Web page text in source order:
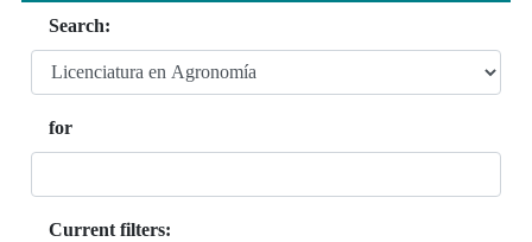
Search:
for
Current filters: